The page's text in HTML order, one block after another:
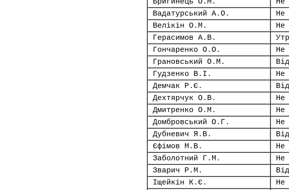
Вадатурський А.О.
Не
Велікін О.М.
Не
Герасимов А.В.
Гончаренко О.О.
Не
Грановський О.М.
Гудзенко В.І.
Не
Демчак Р.Є.
Дехтярчук О.В.
Не
Дмитренко О.М.
Не
Домбровський О.Г.
Не
Дубневич Я.В.
Єфімов М.В.
Не
Заболотний Г.М.
Не
Зварич Р.М.
Іщейкін К.Є.
Не